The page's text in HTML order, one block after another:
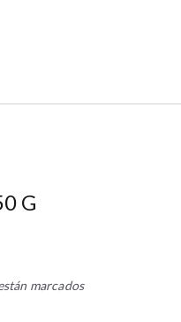
G
marcados